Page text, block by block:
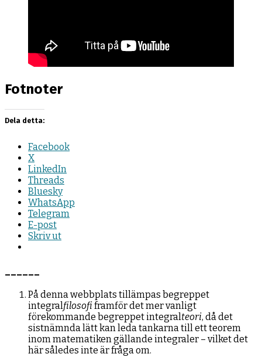
Fotnoter
Dela detta:
Facebook
X
LinkedIn
Threads
Bluesky
WhatsApp
Telegram
E-post
Skriv ut
På denna webbplats tillämpas begreppet
integral filosofiframför det mer vanligt
förekommande begreppet integralteori, då det
sistnämnda lätt kan leda tankarna till ett teorem
inom matematiken gällande integraler – vilket det
här således inte är fråga om.